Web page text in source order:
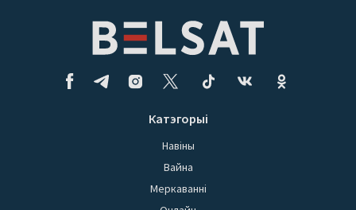
Катэгорыі
Навіны
Вайна
Меркаванні